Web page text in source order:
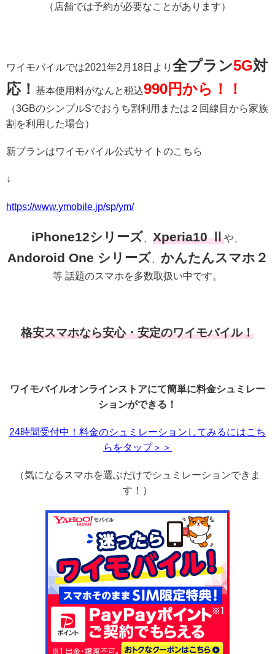
（店舗では予約が必要なことがあります）
ワイモバイルでは2021年2月18日より 全プラン5G対
応！ 基本使用料がなんと税込990円から！！
（3GBのシンプルSでおうち割利用または２回線目から家族
割を利用した場合）
新プランはワイモバイル公式サイトのこちら
↓
https://www.ymobile.jp/sp/ym/
iPhone12シリーズ、 Xperia10 Ⅱや、
Andoroid One シリーズ、 かんたんスマホ２
等 話題のスマホを多数取扱い中です。
格安スマホなら安心・安定のワイモバイル！
ワイモバイルオンラインストアにて簡単に料金シュミレー
ションができる！
24時間受付中！料金のシュミレーションしてみるにはこち
らをタップ＞＞
（気になるスマホを選ぶだけでシュミレーションできま
す！）